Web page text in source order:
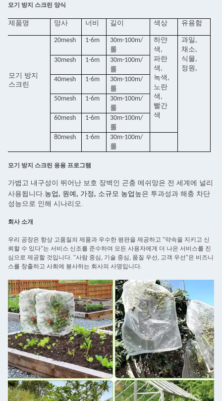
모기 방지 스크린 양식
제품명 망사 너비 길이 색상 유용함
모기 방지
스크린
20mesh 1-6m
30m-100m/
롤
하얀
색,
파란
색,
녹색,
노란
색,
빨간
색
과일,
채소,
식물,
정원,
30mesh 1-6m
30m-100m/
롤
40mesh
1-6m
30m-100m/
롤
50mesh
1-6m
30m-100m/
롤
60mesh
1-6m
30m-100m/
롤
80mesh
1-6m
30m-100m/
롤
모기 방지 스크린 응용 프로그램
가볍고 내구성이 뛰어난 보호 장벽인 곤충 메쉬망은 전 세계에 널리
사용됩니다.농업, 원예, 가정, 소규모 농업 높은 투과성과 해충 차단
성능으로 인해 시나리오.
회사 소개
우리 공장은 항상 고품질의 제품과 우수한 평판을 제공하고 "약속을 지키고 신
뢰할 수 있다"는 서비스 신조를 준수하여 모든 사용자에게 더 나은 서비스를 진
심으로 제공할 것입니다. "사람 중심, 기술 중심, 품질 우선, 고객 우선"은 비즈니
스를 창출하고 사회에 봉사하는 회사의 사명입니다.